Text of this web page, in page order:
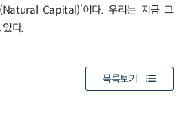
(Natural Capital)’이다. 우리는 지금 그
다.
목록보기